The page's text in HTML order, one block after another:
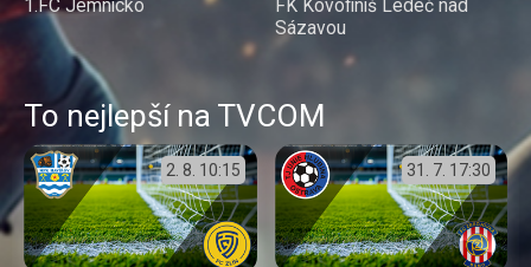
1.FC Jemnicko
FK Kovofiniš Ledeč nad
Sázavou
To nejlepší na TVCOM
2. 8. 10:15 31. 7. 17:30